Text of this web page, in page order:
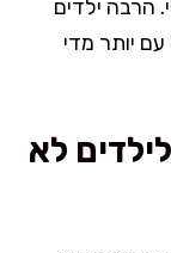
הרבה ילדים
יותר מדי
לא